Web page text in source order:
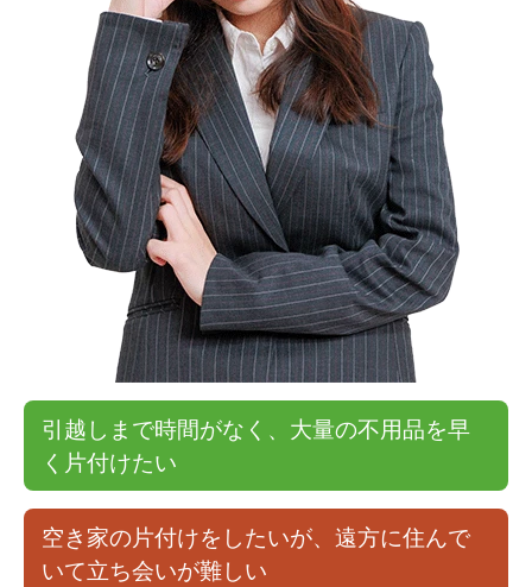
引越しまで時間がなく、大量の不用品を早
く片付けたい
空き家の片付けをしたいが、遠方に住んで
いて立ち会いが難しい